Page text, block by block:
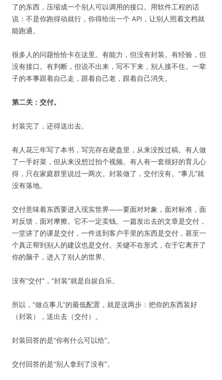
了的东西，压缩成一个别人可以调用的接口。用软件工程的话
说：不是你跑得动就行，你得给出一个 API，让别人照着文档就
能跑通。
很多人的问题恰恰卡在这里。有能力，但没有封装。有经验，但
没有接口。有判断，但说不出来，写不下来，别人接不住。一辈
子的本事跟着自己走，跟着自己老，跟着自己消失。
第二关：交付。
封装完了，还得送出去。
有人花三年写了本书，写完存在硬盘里，从来没投过稿。有人做
了一手好菜，但从来没想过拍个视频。有人有一套很好的育儿心
得，只在家庭群里说过一两次。封装做了，交付没有。“事儿”就
没有落地。
交付意味着东西要进入现实世界——要面对对象，面对标准，面
对反馈，面对摩擦。它不一定卖钱。一篇发出去的文章是交付，
一堂讲了的课是交付，一件送到客户手里的东西是交付，甚至一
个真正帮到别人的建议也是交付。关键不在形式，在于它离开了
你的脑子，进入了别人的世界。
没有“交付”，“封装”就是自娱自乐。
所以，“做点事儿”的最低配置，就是这两步：把你的东西装好
（封装），送出去（交付）。
封装回答的是“你有什么可以给”。
交付回答的是“别人拿到了没有”。